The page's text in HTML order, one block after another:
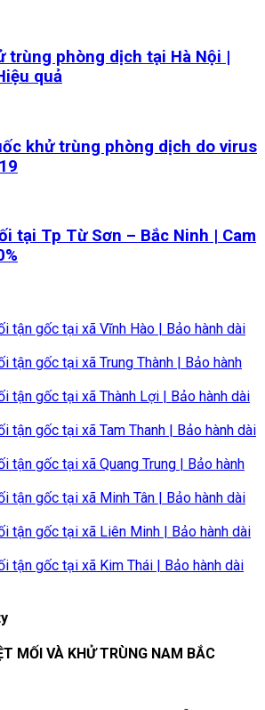
trùng phòng dịch tại Hà Nội |
quả
khử trùng phòng dịch do virus
tại Tp Từ Sơn – Bắc Ninh | Cam
tận gốc tại xã Vĩnh Hào | Bảo hành dài
tận gốc tại xã Trung Thành | Bảo hành
tận gốc tại xã Thành Lợi | Bảo hành dài
tận gốc tại xã Tam Thanh | Bảo hành dài
tận gốc tại xã Quang Trung | Bảo hành
tận gốc tại xã Minh Tân | Bảo hành dài
tận gốc tại xã Liên Minh | Bảo hành dài
tận gốc tại xã Kim Thái | Bảo hành dài
MỐI VÀ KHỬ TRÙNG NAM BẮC